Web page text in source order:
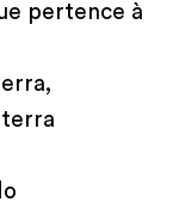
pertence à